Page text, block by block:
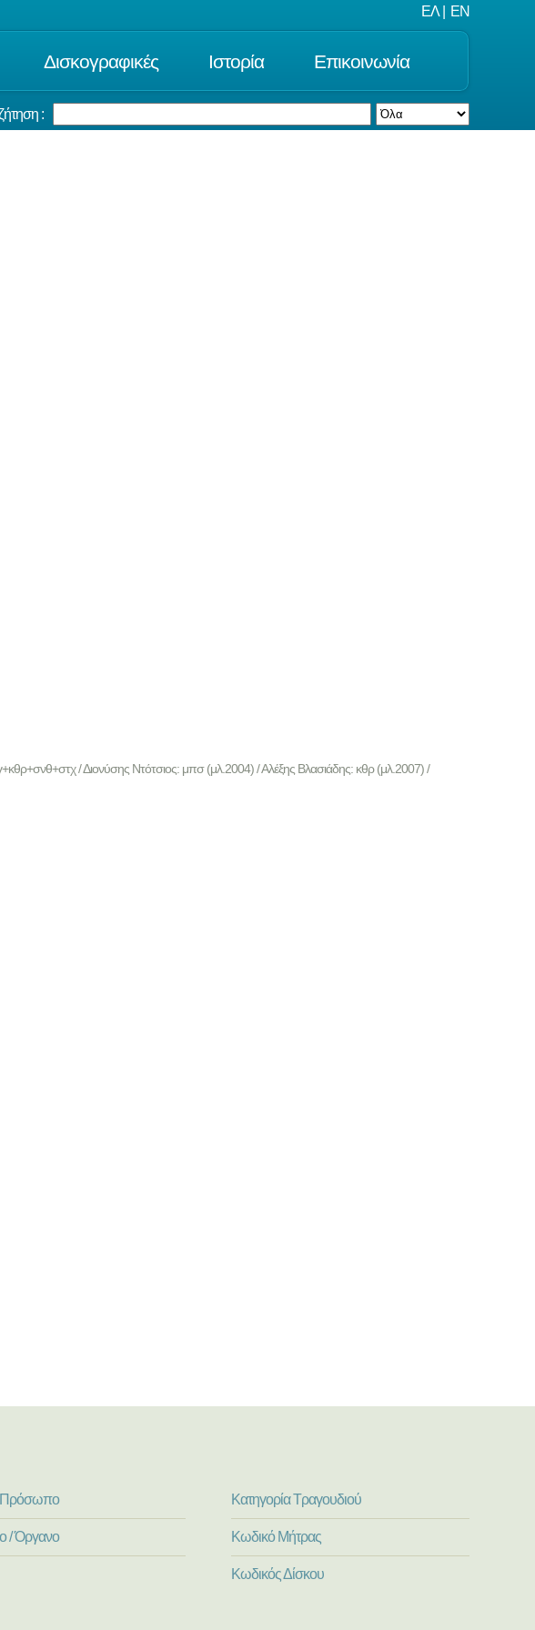
ΕΛ EN
Δισκογραφικές Ιστορία Επικοινωνία
:
/ Διονύσης Ντότσιος: μπσ (μλ.2004) / Αλέξης Βλασιάδης: κθρ (μλ.2007) /
Πρόσωπο
/ Όργανο
Κατηγορία Τραγουδιού
Κωδικό Μήτρας
Κωδικός Δίσκου